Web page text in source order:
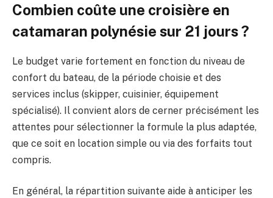
Combien coûte une croisière en
catamaran polynésie sur 21 jours ?
Le budget varie fortement en fonction du niveau de
confort du bateau, de la période choisie et des
services inclus (skipper, cuisinier, équipement
spécialisé). Il convient alors de cerner précisément les
attentes pour sélectionner la formule la plus adaptée,
que ce soit en location simple ou via des forfaits tout
compris.
En général, la répartition suivante aide à anticiper les